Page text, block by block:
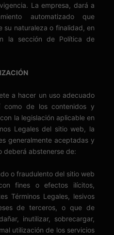
La empresa, dará a
automatizado que
su naturaleza o finalidad, en
la sección de Política de
a hacer un uso adecuado
de los contenidos y
la legislación aplicable en
Legales del sitio web, la
generalmente aceptadas y
deberá abstenerse de:
o fraudulento del sitio web
fines o efectos ilícitos,
Términos Legales, lesivos
de terceros, o que de
inutilizar, sobrecargar,
utilización de los servicios